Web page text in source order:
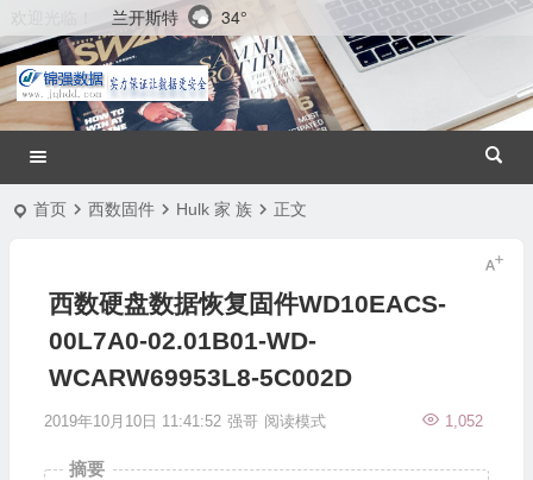
兰开斯特 34°
首页 西数固件 Hulk 家 族 正文
西数硬盘数据恢复固件WD10EACS-
00L7A0-02.01B01-WD-
WCARW69953L8-5C002D
2019年10月10日 11:41:52 强哥 1,052
阅读模式
摘要